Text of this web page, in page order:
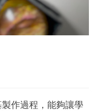
作過程，能夠讓學